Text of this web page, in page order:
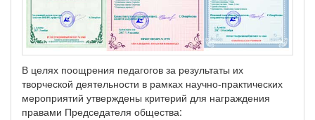
В целях поощрения педагогов за результаты их
творческой деятельности в рамках научно-практических
мероприятий утверждены критерий для награждения
правами Председателя общества: